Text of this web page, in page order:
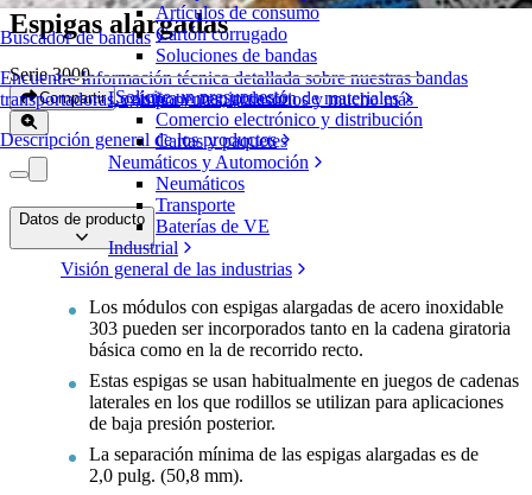
Buscador de bandas
Encuentre Información técnica detallada sobre nuestras bandas
transportadoras, componentes, accesorios y mucho más
Descripción general de los productos
Artículos de consumo
Cartón corrugado
Soluciones de bandas
Logística y manipulación de materiales
Comercio electrónico y distribución
Cartas y paquetes
Neumáticos y Automoción
Neumáticos
Transporte
Baterías de VE
Industrial
Visión general de las industrias
Espigas alargadas
Serie 3000
Compartir Solicite un presupuesto
Datos de producto
Los módulos con espigas alargadas de acero inoxidable
303 pueden ser incorporados tanto en la cadena giratoria
básica como en la de recorrido recto.
Estas espigas se usan habitualmente en juegos de cadenas
laterales en los que rodillos se utilizan para aplicaciones
de baja presión posterior.
La separación mínima de las espigas alargadas es de
2,0 pulg. (50,8 mm).